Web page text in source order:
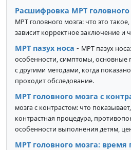
Расшифровка МРТ головного
МРТ головного мозга: что это
зависит корректное заключение и
МРТ пазух носа - МРТ пазух
особенности, симптомы, основные
с другими методами, когда
проходит обследование.
МРТ головного мозга с
мозга с контрастом: что
контрастная процедура,
особенности выполнения детям,
МРТ головного мозга: время